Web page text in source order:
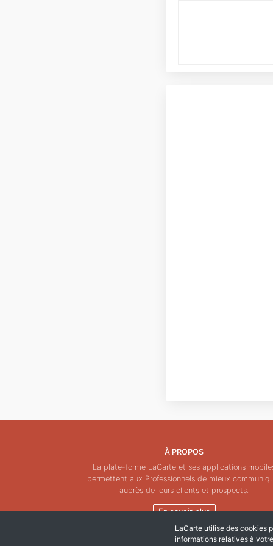
À PROPOS
La plate-forme LaCarte et ses applications
permettent aux Professionnels de mieux
auprès de leurs clients et prospects.
En savoir plus
LaCarte utilise des cookies
informations relatives à